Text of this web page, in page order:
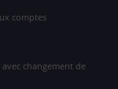
comptes
changement de